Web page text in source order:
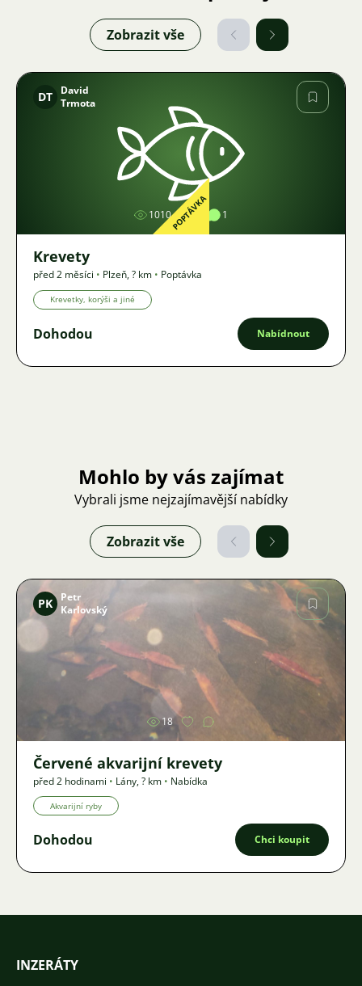
Zobrazit vše
Obrázek
DT
David
Trmota
1010 1 1
POPTÁVKA
Krevety
před 2 měsíci • Plzeň,? km • Poptávka
Krevetky, korýši a jiné
Dohodou Nabídnout
Mohlo by vás zajímat
Vybrali jsme nejzajímavější nabídky
Zobrazit vše
Obrázek
PK
Petr
Karlovský
18
Červené akvarijní krevety
před 2 hodinami • Lány,? km • Nabídka
Akvarijní ryby
Dohodou Chci koupit
INZERÁTY